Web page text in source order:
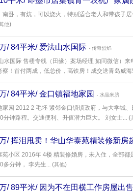
南卧，有炕，可以烧火，特别适合老人和带孩子
他)
/ 84平米/ 爱法山水国际 - 传奇烈焰
水国际 售楼专线（田缘）案场经理 如同微信）
察！首付两成，低总价，高铁房！成交送青岛威
/ 84平米/ 金口镇福地家园 - 水晶米脐
家园 2012 2 毛坯 紧邻金口镇镇政府，与大学城
分钟路程。交通便利、升值潜力巨大。 刘女士... (
/ 挥泪甩卖！华山华泰苑精装修新房
苑小区 2016年 4楼 精装修婚房，未入住，全部
多分钟， 李先生... (其他)
/ 89平米/ 因为不在田横工作房屋出售